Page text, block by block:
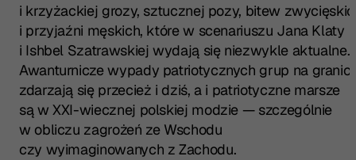
i krzyżackiej grozy, sztucznej pozy, bitew
i przyjaźni męskich, które w scenariuszu Jana Klaty
i Ishbel Szatrawskiej wydają się niezwykle aktualne.
Awanturnicze wypady patriotycznych grup na
zdarzają się przecież i dziś, a i patriotyczne marsze
są w XXI-wiecznej polskiej modzie — szczególnie
w obliczu zagrożeń ze Wschodu
czy wyimaginowanych z Zachodu.